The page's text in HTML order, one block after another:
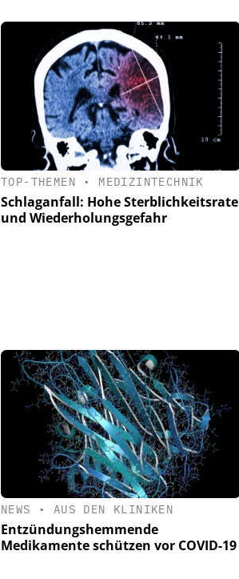
TOP-THEMEN • MEDIZINTECHNIK
Schlaganfall: Hohe Sterblichkeitsrate
und Wiederholungsgefahr
NEWS • AUS DEN KLINIKEN
Entzündungshemmende
Medikamente schützen vor COVID-19